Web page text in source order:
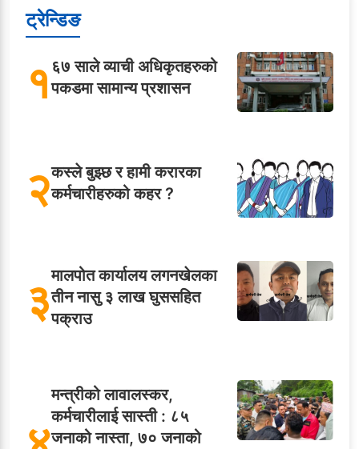
ट्रेन्डिङ
१६७ साले व्याची अधिकृतहरुको
पकडमा सामान्य प्रशासन
२कस्ले बुझ्छ र हामी करारका
कर्मचारीहरुको कहर ?
३मालपोत कार्यालय लगनखेलका
तीन नासु ३ लाख घुससहित
पक्राउ
मन्त्रीको लावालस्कर,
कर्मचारीलाई सास्ती : ८५
जनाको नास्ता, ७० जनाको